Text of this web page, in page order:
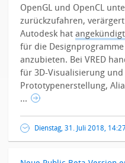
OpenGL und OpenCL
zurückzufahren,
Autodesk hatangekündigt
für die
anzubieten. Bei VRED
für 3D-Visualisierung
Prototypenerstellung,
...
Dienstag, 31. Juli 2018,